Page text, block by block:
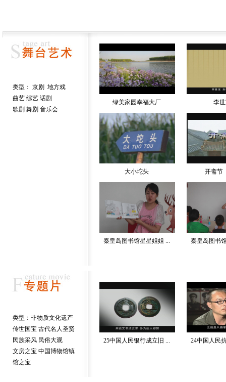
类型： 京剧 地方戏
曲艺 综艺 话剧
歌剧 舞剧 音乐会
绿美家园幸福大厂 李
大小坨头 开斋节
秦皇岛图书馆星星姐姐 ... 秦皇岛图书
类型： 非物质文化遗产
传世国宝 古代名人圣贤
民族采风 民俗大观
文房之宝 中国博物馆镇
馆之宝
25中国人民银行成立旧 ... 24中国人民